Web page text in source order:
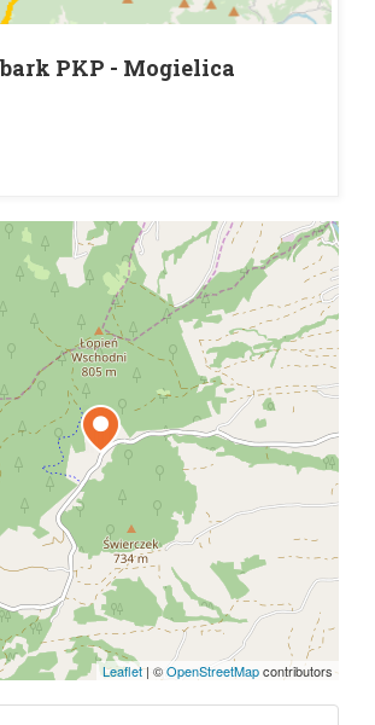
PKP - Mogielica
Leaflet| ©OpenStreetMapcontributors